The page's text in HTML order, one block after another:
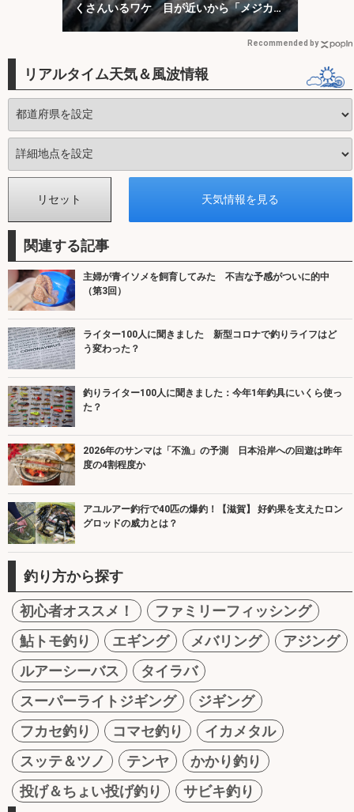
くさんいるワケ 目が近いから「メジカ」
が由来？
Recommended by
リアルタイム天気＆風波情報
関連する記事
主婦が青イソメを飼育してみた 不吉な予感がついに的中
（第3回）
ライター100人に聞きました 新型コロナで釣りライフはど
う変わった？
釣りライター100人に聞きました：今年1年釣具にいくら使っ
た？
2026年のサンマは「不漁」の予測 日本沿岸への回遊は昨年
度の4割程度か
アユルアー釣行で40匹の爆釣！【滋賀】 好釣果を支えたロン
グロッドの威力とは？
釣り方から探す
初心者オススメ！
ファミリーフィッシング
鮎トモ釣り
エギング メバリング
アジング
ルアーシーバス
タイラバ
スーパーライトジギング
ジギング
フカセ釣り
コマセ釣り
イカメタル
スッテ＆ツノ
テンヤ
かかり釣り
投げ＆ちょい投げ釣り
サビキ釣り